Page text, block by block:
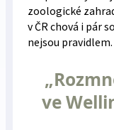
zoologické
v ČR chová i pár
nejsou pravidlem.
ve